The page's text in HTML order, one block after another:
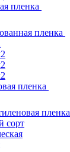
пленка
пленка
пленка
пленка
сорт